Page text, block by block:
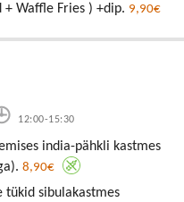
Waffle Fries ) +dip. 9,90€
12:00-15:30
india-pähkli kastmes
8,90€
tükid sibulakastmes